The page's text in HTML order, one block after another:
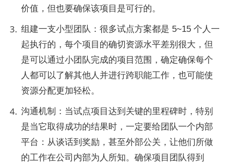
价值，但也要确保该项目是可行的。
组建一支小型团队：很多试点方案都是 5~15 个人一
起执行的，每个项目的确切资源水平差别很大，但
是可以通过小团队完成的项目范围，确定确保每个
人都可以了解其他人并进行跨职能工作，也可能使
资源分配更加轻松。
沟通机制：当试点项目达到关键的里程碑时，特别
是当它取得成功的结果时，一定要给团队一个内部
平台：从谈话到奖励，甚至外部公关，让他们所做
的工作在公司内部为人所知。确保项目团队得到